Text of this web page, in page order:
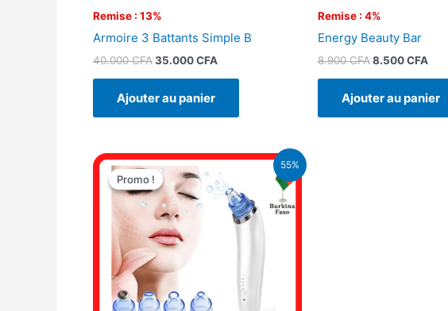
Remise : 13%
Armoire 3 Battants Simple B
40.000CFA35.000CFA
Ajouter au panier
Remise : 4%
Energy Beauty Bar
8.900CFA 8.500CFA
Ajouter au panier
55%
Promo !
Promo !
Le
prix
initial
était :
19.900 CFA.
Le
prix
actuel
est :
8.900 CFA.